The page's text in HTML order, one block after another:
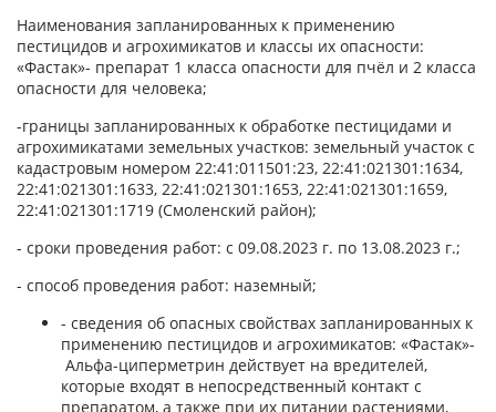
Наименования запланированных к применению
пестицидов и агрохимикатов и классы их опасности:
«Фастак»- препарат 1 класса опасности для пчёл и 2 класса
опасности для человека;
-границы запланированных к обработке пестицидами и
агрохимикатами земельных участков: земельный участок с
кадастровым номером 22:41:011501:23, 22:41:021301:1634,
22:41:021301:1633, 22:41:021301:1653, 22:41:021301:1659,
22:41:021301:1719 (Смоленский район);
- сроки проведения работ: с 09.08.2023 г. по 13.08.2023 г.;
- способ проведения работ: наземный;
- сведения об опасных свойствах запланированных к
применению пестицидов и агрохимикатов: «Фастак»-
Альфа-циперметрин действует на вредителей,
которые входят в непосредственный контакт с
препаратом, а также при их питании растениями,